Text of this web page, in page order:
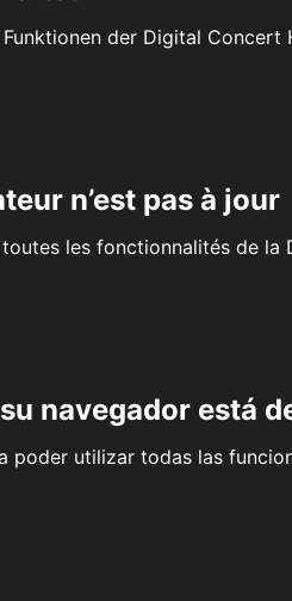
der Digital Concert
n’est pas à jour
les fonctionnalités de la
navegador está
poder utilizar todas las